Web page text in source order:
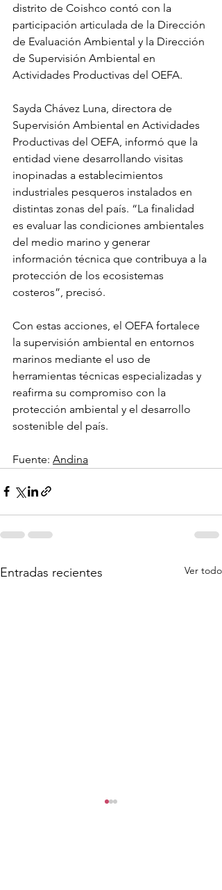
distrito de Coishco contó con la
participación articulada de la Dirección
de Evaluación Ambiental y la Dirección
de Supervisión Ambiental en
Actividades Productivas del OEFA.
Sayda Chávez Luna, directora de
Supervisión Ambiental en Actividades
Productivas del OEFA, informó que la
entidad viene desarrollando visitas
inopinadas a establecimientos
industriales pesqueros instalados en
distintas zonas del país. “La finalidad
es evaluar las condiciones ambientales
del medio marino y generar
información técnica que contribuya a la
protección de los ecosistemas
costeros”, precisó.
Con estas acciones, el OEFA fortalece
la supervisión ambiental en entornos
marinos mediante el uso de
herramientas técnicas especializadas y
reafirma su compromiso con la
protección ambiental y el desarrollo
sostenible del país.
Fuente: Andina
Entradas recientes Ver todo